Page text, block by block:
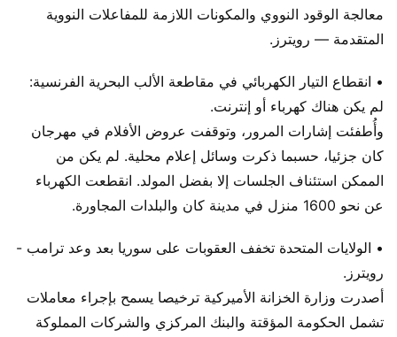
معالجة الوقود النووي والمكونات اللازمة للمفاعلات النووية
المتقدمة — رويترز.
• انقطاع التيار الكهربائي في مقاطعة الألب البحرية الفرنسية:
لم يكن هناك كهرباء أو إنترنت.
وأُطفئت إشارات المرور، وتوقفت عروض الأفلام في مهرجان
كان جزئيا، حسبما ذكرت وسائل إعلام محلية. لم يكن من
الممكن استئناف الجلسات إلا بفضل المولد. انقطعت الكهرباء
عن نحو 1600 منزل في مدينة كان والبلدات المجاورة.
• الولايات المتحدة تخفف العقوبات على سوريا بعد وعد ترامب -
رويترز.
أصدرت وزارة الخزانة الأميركية ترخيصا يسمح بإجراء معاملات
تشمل الحكومة المؤقتة والبنك المركزي والشركات المملوكة